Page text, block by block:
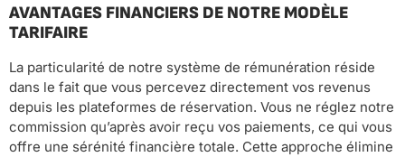
AVANTAGES FINANCIERS DE NOTRE MODÈLE
TARIFAIRE
La particularité de notre système de rémunération réside
dans le fait que vous percevez directement vos revenus
depuis les plateformes de réservation. Vous ne réglez notre
commission qu’après avoir reçu vos paiements, ce qui vous
offre une sérénité financière totale. Cette approche élimine